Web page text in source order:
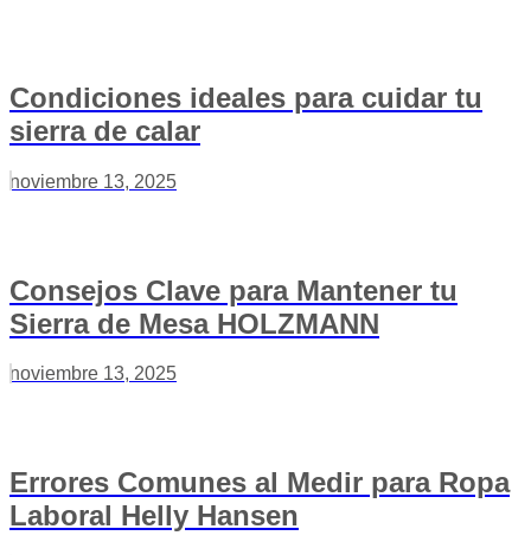
Condiciones ideales para cuidar tu
sierra de calar
noviembre 13, 2025
Consejos Clave para Mantener tu
Sierra de Mesa HOLZMANN
noviembre 13, 2025
Errores Comunes al Medir para Ropa
Laboral Helly Hansen